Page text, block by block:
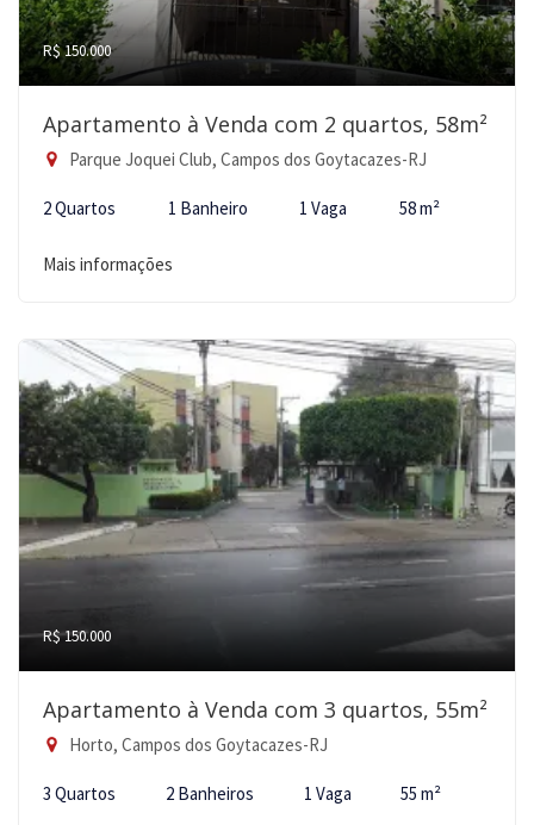
R$ 150.000
Apartamento à Venda com 2 quartos, 58m²
Parque Joquei Club, Campos dos Goytacazes-RJ
2 Quartos 1 Banheiro 1 Vaga 58 m²
Mais informações
R$ 150.000
Apartamento à Venda com 3 quartos, 55m²
Horto, Campos dos Goytacazes-RJ
3 Quartos 2 Banheiros 1 Vaga 55 m²